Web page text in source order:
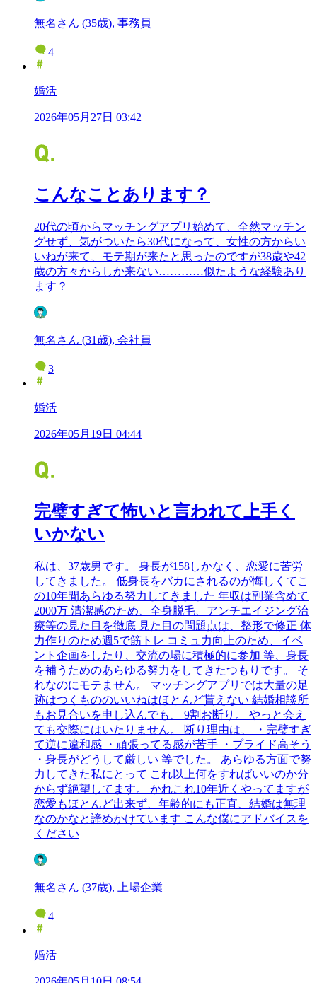
無名さん (35歳), 事務員
4
婚活
2026年05月27日 03:42
こんなことあります？
20代の頃からマッチングアプリ始めて、全然マッチン
グせず、気がついたら30代になって、女性の方からい
いねが来て、モテ期が来たと思ったのですが38歳や42
歳の方々からしか来ない…………似たような経験あり
ます？
無名さん (31歳), 会社員
3
婚活
2026年05月19日 04:44
完璧すぎて怖いと言われて上手く
いかない
私は、37歳男です。 身長が158しかなく、恋愛に苦労
してきました。 低身長をバカにされるのが悔しくてこ
の10年間あらゆる努力してきました 年収は副業含めて
2000万 清潔感のため、全身脱毛、アンチエイジング治
療等の見た目を徹底 見た目の問題点は、整形で修正 体
力作りのため週5で筋トレ コミュ力向上のため、イベ
ント企画をしたり、交流の場に積極的に参加 等、身長
を補うためのあらゆる努力をしてきたつもりです。 そ
れなのにモテません。 マッチングアプリでは大量の足
跡はつくもののいいねはほとんど貰えない 結婚相談所
もお見合いを申し込んでも、 9割お断り。 やっと会え
ても交際にはいたりません。 断り理由は、 ・完璧すぎ
て逆に違和感 ・頑張ってる感が苦手 ・プライド高そう
・身長がどうして厳しい 等でした。 あらゆる方面で努
力してきた私にとって これ以上何をすればいいのか分
からず絶望してます。 かれこれ10年近くやってますが
恋愛もほとんど出来ず、年齢的にも正直、結婚は無理
なのかなと諦めかけています こんな僕にアドバイスを
ください
無名さん (37歳), 上場企業
4
婚活